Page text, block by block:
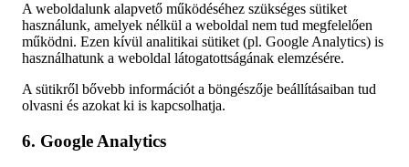
A weboldalunk alapvető működéséhez szükséges sütiket
használunk, amelyek nélkül a weboldal nem tud megfelelően
működni. Ezen kívül analitikai sütiket (pl. Google Analytics) is
használhatunk a weboldal látogatottságának elemzésére.
A sütikről bővebb információt a böngészője beállításaiban tud
olvasni és azokat ki is kapcsolhatja.
6. Google Analytics